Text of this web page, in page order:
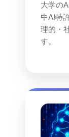
大学の
中AI特
理的・
す。